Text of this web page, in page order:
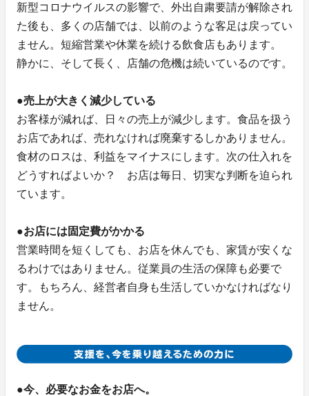
新型コロナウイルスの影響で、外出自粛要請が解除され
た後も、多くの店舗では、以前のような客足は戻ってい
ません。短縮営業や休業を続ける飲食店もあります。
静かに、そして長く、店舗の危機は続いているのです。
●売上が大きく減少している
お客様が減れば、日々の売上が減少します。食品を扱う
お店であれば、売れなければ廃棄するしかありません。
食材のロスは、利益をマイナスにします。次の仕入れを
どうすればよいか？ お店は毎日、切実な判断を迫られ
ています。
●お店には固定費がかかる
営業時間を短くしても、お店を休んでも、家賃が安くな
るわけではありません。従業員の生活の保障も必要で
す。もちろん、経営者自身も生活していかなければなり
ません。
●今、必要なお金をお店へ。